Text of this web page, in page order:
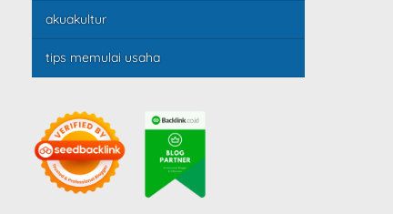
akuakultur
tips memulai usaha